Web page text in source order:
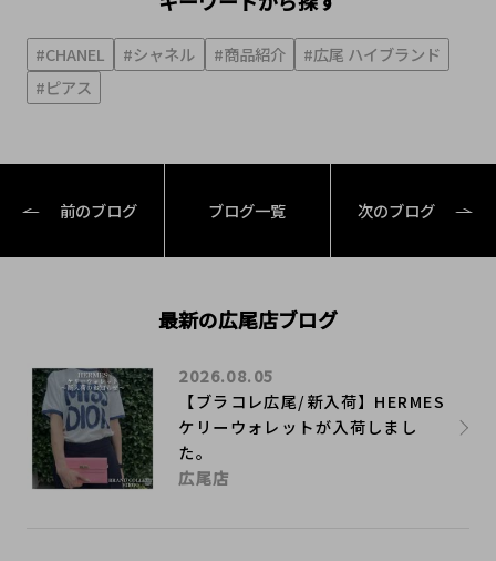
#CHANEL #シャネル #商品紹介
#広尾 ハイブランド
#ピアス
前のブログ ブログ一覧 次のブログ
最新の広尾店ブログ
【ブラコレ広尾/新入荷】HERMES
ケリーウォレットが入荷しまし
た。
2026.08.05
広尾店